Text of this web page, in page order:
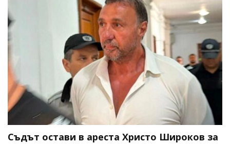
Съдът остави в ареста Христо Широков за